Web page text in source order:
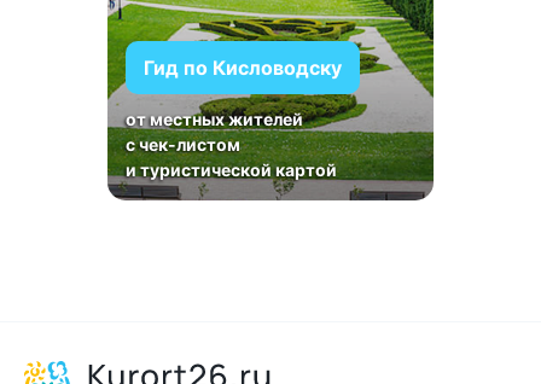
Гид по Кисловодску
от местных жителей
с чек-листом
и туристической картой